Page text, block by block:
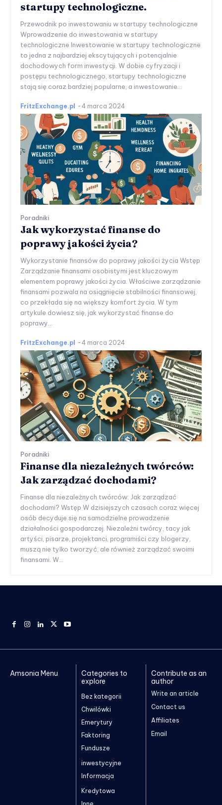
startupy technologiczne.
Przewodnik po inwestowaniu w startupy technologiczne
Wprowadzenie do inwestowania w startupy
technologiczne Inwestowanie w startupy technologiczne
to jedna z najbardziej ekscytujących i potencjalnie
dochodowych form inwestycji. W dobie cyfryzacji i
postępu technologicznego, startupy technologiczne
stają się coraz bardziej popularne, a inwestowanie...
FritzExchange.pl - 4 marca 2024
Poradniki
Jak wykorzystać finanse do
poprawy jakości życia?
Wykorzystanie finansów do poprawy jakości życia Wstęp
Zarządzanie finansami osobistymi jest kluczowym
elementem poprawy jakości życia. Właściwe zarządzanie
finansami pozwala na osiągnięcie stabilności finansowej,
co przekłada się na większy komfort życia. W tym
artykule dowiesz się, jak wykorzystać finanse do
poprawy...
FritzExchange.pl - 4 marca 2024
Poradniki
Finanse dla niezależnych twórców:
Jak zarządzać dochodami?
Finanse dla niezależnych twórców: Jak zarządzać
dochodami? Wstęp W dzisiejszych czasach coraz więcej
osób decyduje się na samodzielne prowadzenie
działalności gospodarczej. Niezależni twórcy, tacy jak
artyści, pisarze, projektanci, programiści czy blogerzy,
muszą nie tylko tworzyć, ale również zarządzać swoimi
finansami. W...
Amsonia Menu
Categories to
explore
Bez kategorii
Chwilówki
Emerytury
Faktoring
Fundusze
inwestycyjne
Informacja
Kredytowa
Contribute as an
author
Write an article
Contact us
Affiliates
Email